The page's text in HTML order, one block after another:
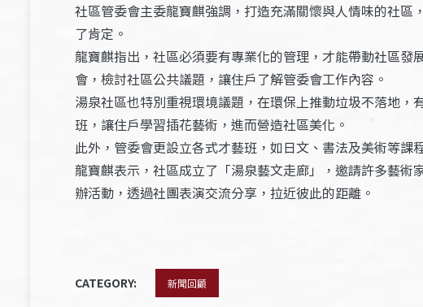
社區管委會主委龍寶麒強調，打造充滿關懷與人情味的社
了肯定。
龍寶麒指出，社區必須要有專業化的管理，才能帶動社區
會，檢討社區公共議題，讓住戶了解管委會工作內容。
湯泉社區也特別重視環境議題，在環保上推動垃圾不落地
班，讓住戶學習插花藝術，進而營造社區美化。
此外，管委會更設立各式才藝班，如日文、書法及美術等課
龍寶麒表示，社區成立了「湯泉藝文走廊」，邀請許多藝
辦活動，透過社團表演交流分享，拉近彼此的距離。
CATEGORY: 新聞回顧